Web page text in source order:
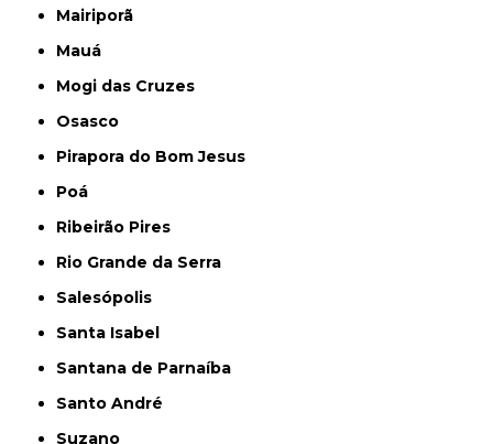
Mairiporã
Mauá
Mogi das Cruzes
Osasco
Pirapora do Bom Jesus
Poá
Ribeirão Pires
Rio Grande da Serra
Salesópolis
Santa Isabel
Santana de Parnaíba
Santo André
Suzano